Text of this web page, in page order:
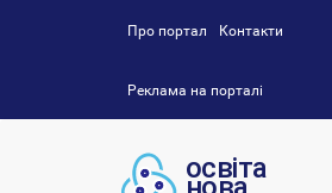
Про портал Контакти
Реклама на порталі